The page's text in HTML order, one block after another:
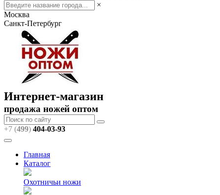
×
Москва
Санкт-Петербург
Интернет-магазин
продажа ножей оптом
+7 (499) 404-03-93
Главная
Каталог
Охотничьи ножи